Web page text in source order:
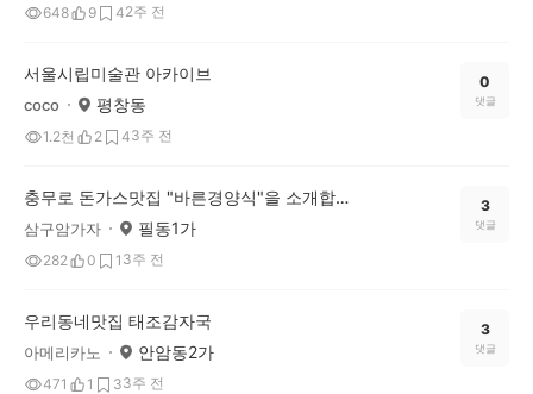
648 9 42주 전
서울시립미술관 아카이브
coco 평창동
1.2천 2 43주 전
0
댓글
충무로 돈가스맛집 "바른경양식"을 소개합니다.
삼구암가자 필동1가
282 0 1 3주 전
3
댓글
우리동네맛집 태조감자국
아메리카노 안암동2가
471 1 33주 전
3
댓글